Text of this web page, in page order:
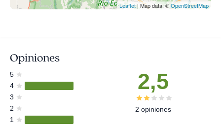
Leaflet | Map data: ©OpenStreetMap
Opiniones
5
4
3
2
1
2,5
2 opiniones